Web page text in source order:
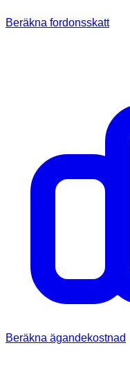
Beräkna fordonsskatt
Beräkna ägandekostnad